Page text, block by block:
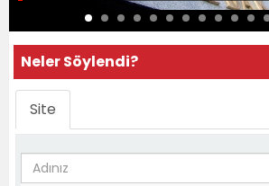
Neler Söylendi?
Site